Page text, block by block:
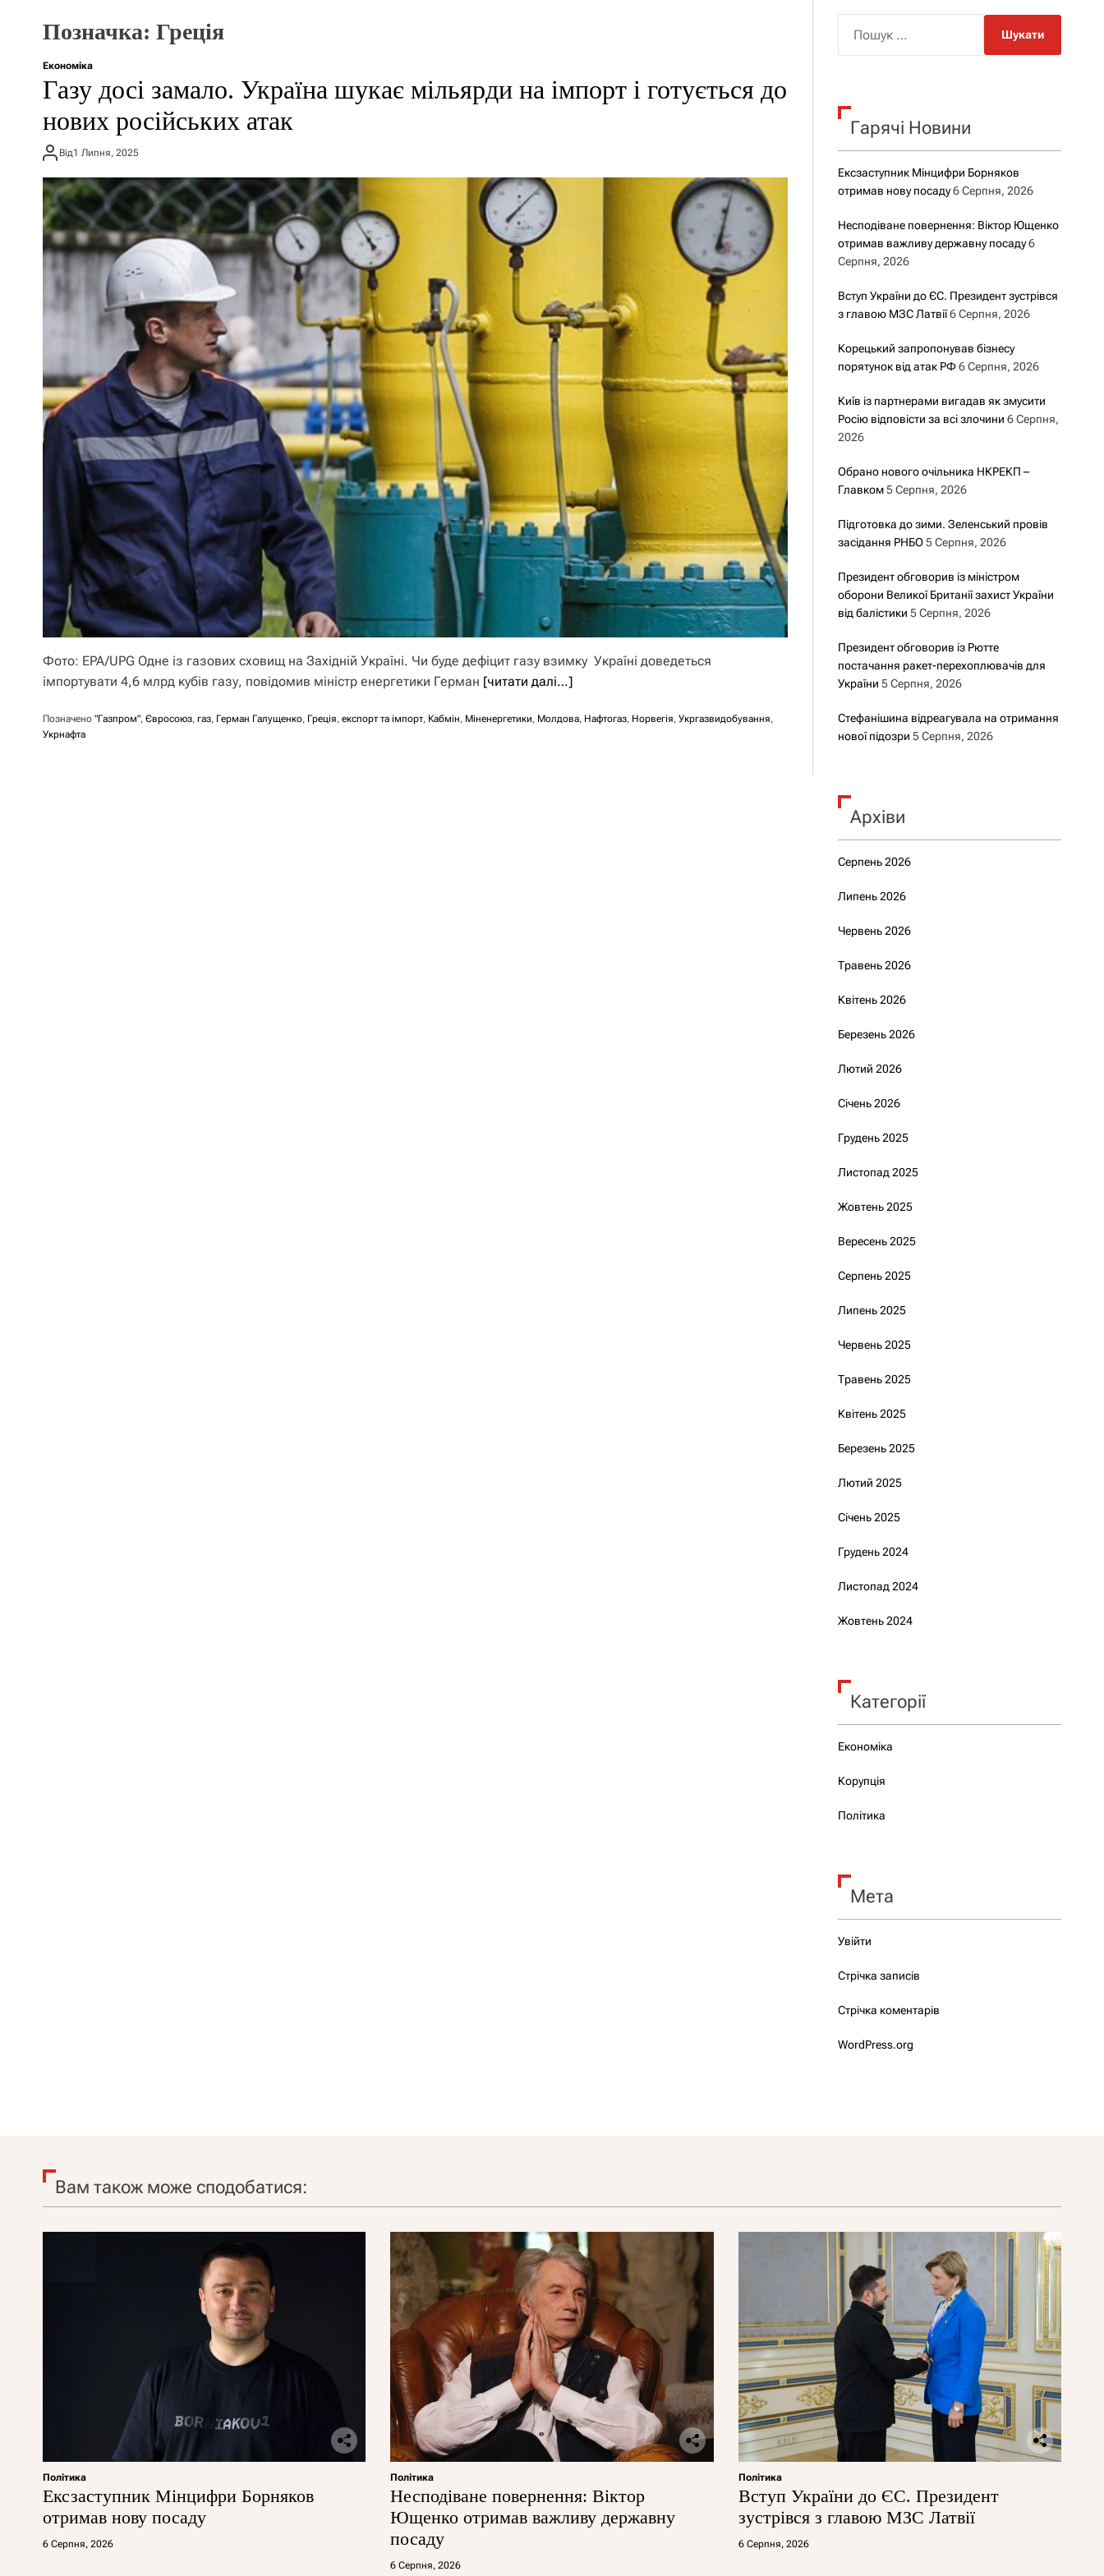
р
о
у
Позначка: Греція
Економіка
Газу досі замало. Україна шукає мільярди на імпорт і готується до
нових російських атак
Від1 Липня, 2025
Фото: EPA/UPG Одне із газових сховищ на Західній Україні. Чи буде дефіцит газу взимку Україні доведеться
імпортувати 4,6 млрд кубів газу, повідомив міністр енергетики Герман [читати далі…]
Позначено "Газпром", Євросоюз, газ, Герман Галущенко, Греція, експорт та імпорт, Кабмін, Міненергетики, Молдова, Нафтогаз, Норвегія, Укргазвидобування,
Укрнафта
к
Гарячі Новини
Ексзаступник Мінцифри Борняков
отримав нову посаду 6 Серпня, 2026
Несподіване повернення: Віктор Ющенко
отримав важливу державну посаду 6
Серпня, 2026
Вступ України до ЄС. Президент зустрівся
з главою МЗС Латвії 6 Серпня, 2026
Корецький запропонував бізнесу
порятунок від атак РФ 6 Серпня, 2026
Київ із партнерами вигадав як змусити
Росію відповісти за всі злочини 6 Серпня,
2026
Обрано нового очільника НКРЕКП –
Главком 5 Серпня, 2026
Підготовка до зими. Зеленський провів
засідання РНБО 5 Серпня, 2026
Президент обговорив із міністром
оборони Великої Британії захист України
від балістики 5 Серпня, 2026
Президент обговорив із Рютте
постачання ракет-перехоплювачів для
України 5 Серпня, 2026
Стефанішина відреагувала на отримання
нової підозри 5 Серпня, 2026
Архіви
Серпень 2026
Липень 2026
Червень 2026
Травень 2026
Квітень 2026
Березень 2026
Лютий 2026
Січень 2026
Грудень 2025
Листопад 2025
Жовтень 2025
Вересень 2025
Серпень 2025
Липень 2025
Червень 2025
Травень 2025
Квітень 2025
Березень 2025
Лютий 2025
Січень 2025
Грудень 2024
Листопад 2024
Жовтень 2024
Категорії
Економіка
Корупція
Політика
Мета
Увійти
Стрічка записів
Стрічка коментарів
WordPress.org
Вам також може сподобатися:
Політика
Ексзаступник Мінцифри Борняков
отримав нову посаду
6 Серпня, 2026
Політика
Несподіване повернення: Віктор
Ющенко отримав важливу державну
посаду
6 Серпня, 2026
Політика
Вступ України до ЄС. Президент
зустрівся з главою МЗС Латвії
6 Серпня, 2026